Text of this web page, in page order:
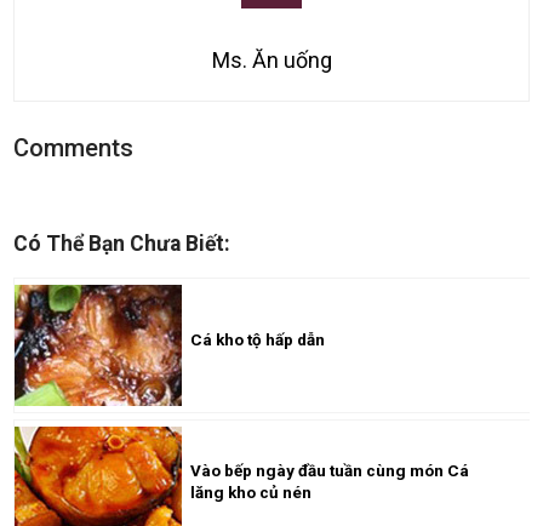
Ms. Ăn uống
Comments
Có Thể Bạn Chưa Biết:
Cá kho tộ hấp dẫn
Vào bếp ngày đầu tuần cùng món Cá
lăng kho củ nén